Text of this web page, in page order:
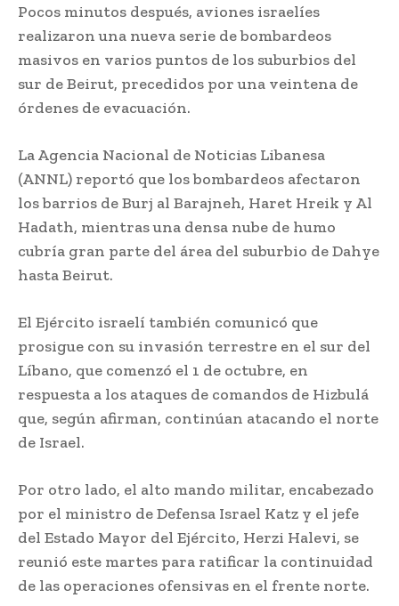
Pocos minutos después, aviones israelíes
realizaron una nueva serie de bombardeos
masivos en varios puntos de los suburbios del
sur de Beirut, precedidos por una veintena de
órdenes de evacuación.
La Agencia Nacional de Noticias Libanesa
(ANNL) reportó que los bombardeos afectaron
los barrios de Burj al Barajneh, Haret Hreik y Al
Hadath, mientras una densa nube de humo
cubría gran parte del área del suburbio de Dahye
hasta Beirut.
El Ejército israelí también comunicó que
prosigue con su invasión terrestre en el sur del
Líbano, que comenzó el 1 de octubre, en
respuesta a los ataques de comandos de Hizbulá
que, según afirman, continúan atacando el norte
de Israel.
Por otro lado, el alto mando militar, encabezado
por el ministro de Defensa Israel Katz y el jefe
del Estado Mayor del Ejército, Herzi Halevi, se
reunió este martes para ratificar la continuidad
de las operaciones ofensivas en el frente norte.